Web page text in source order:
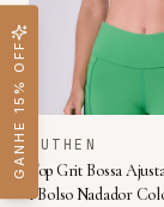
AUTHEN
Top Grit Bossa
1 Bolso Nadador
GANHE 15% OFF